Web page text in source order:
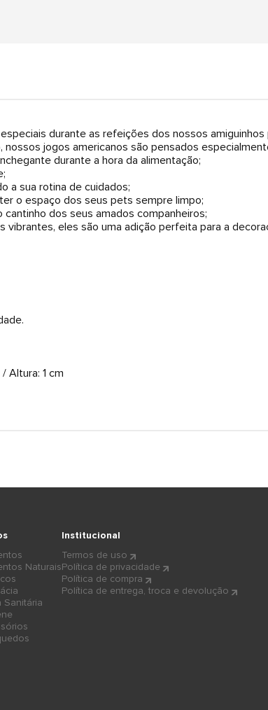
durante as refeições dos nossos amiguinhos
jogos americanos são pensados
durante a hora da alimentação;
a sua rotina de cuidados;
o espaço dos seus pets sempre limpo;
dos seus amados companheiros;
vibrantes, eles são uma adição perfeita para a
Altura: 1 cm
Naturais
Sanitária
Institucional
Termos de uso
Política de privacidade
Política de compra
Política de entrega, troca e devolução